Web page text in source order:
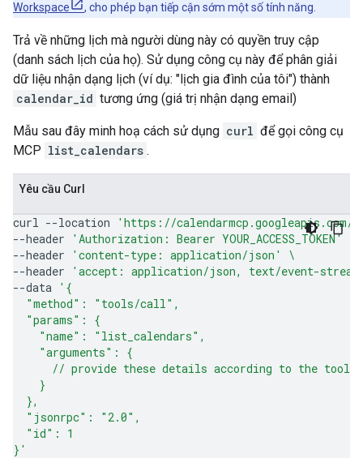
Workspace
, cho phép bạn tiếp cận sớm một số tính năng.
Trả về những lịch mà người dùng này có quyền truy cập
(danh sách lịch của họ). Sử dụng công cụ này để phân giải
dữ liệu nhận dạng lịch (ví dụ: "lịch gia đình của tôi") thành
calendar_id tương ứng (giá trị nhận dạng email)
Mẫu sau đây minh hoạ cách sử dụng curl để gọi công cụ
MCP list_calendars .
Yêu cầu Curl
curl --location
'https://calendarmcp.googleapis.com/
--header
'Authorization: Bearer YOUR_ACCESS_TOKEN'
--header
'content-type: application/json'
\
--header
'accept: application/json, text/event-
--data '{
  "method": "tools/call",
  "params": {
    "name": "list_calendars",
    "arguments": {
// provide these details according to the tool
    }
  },
  "jsonrpc": "2.0",
  "id": 1
}'